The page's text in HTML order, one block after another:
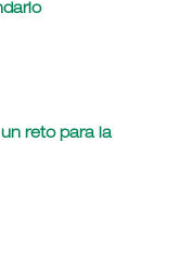
reto para la